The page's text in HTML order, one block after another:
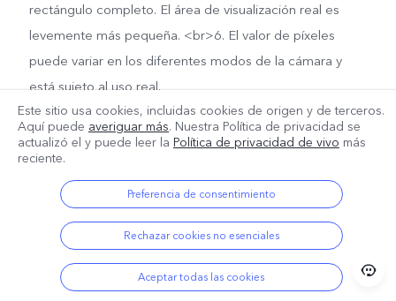
rectángulo completo. El área de visualización real es
levemente más pequeña. <br>6. El valor de píxeles
puede variar en los diferentes modos de la cámara y
está sujeto al uso real.
Este sitio usa cookies, incluidas cookies de origen y de terceros.
Aquí puede averiguar más. Nuestra Política de privacidad se
actualizó el y puede leer la Política de privacidad de vivo más
reciente.
Preferencia de consentimiento
Rechazar cookies no esenciales
Aceptar todas las cookies